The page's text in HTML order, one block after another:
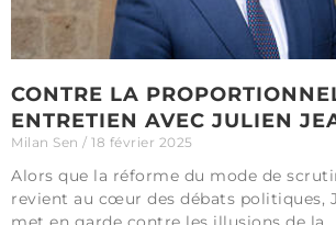
CONTRE LA
ENTRETIEN AVEC JULIEN
Milan Sen 18 février 2025
Alors que la réforme du mode de
revient au cœur des débats politiques,